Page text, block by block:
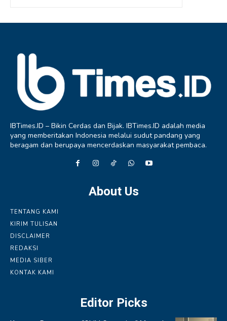
IBTimes.ID – Bikin Cerdas dan Bijak. IBTimes.ID adalah media
yang memberitakan Indonesia melalui sudut pandang yang
beragam dan berupaya mencerdaskan masyarakat pembaca.
About Us
TENTANG KAMI
KIRIM TULISAN
DISCLAIMER
REDAKSI
MEDIA SIBER
KONTAK KAMI
Editor Picks